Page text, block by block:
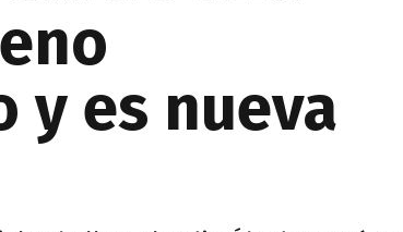
y es nueva